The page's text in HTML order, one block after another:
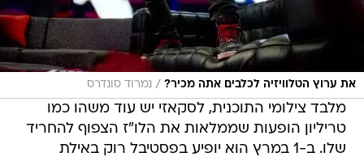
את ערוץ הטלוויזיה לכלבים אתה מכיר? / נמרוד סונדרס
מלבד צילומי התוכנית, לסקאזי יש עוד משהו כמו
טריליון הופעות שממלאות את הלו"ז הצפוף להחריד
שלו. ב-1 במרץ הוא יופיע בפסטיבל רוק באילת